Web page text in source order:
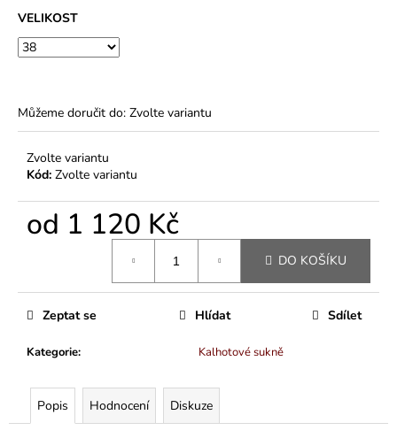
VELIKOST
Můžeme doručit do: Zvolte variantu
Zvolte variantu
Kód: Zvolte variantu
od 1 120 Kč
DO KOŠÍKU
Kategorie: Kalhotové sukně
Zeptat se Hlídat Sdílet
Popis Hodnocení Diskuze
1
490
Kč